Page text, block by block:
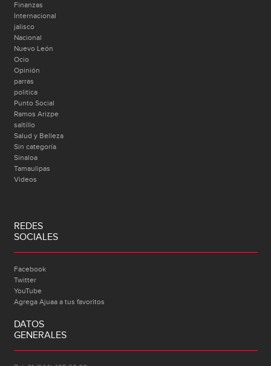
Finanzas
Internacional
jalisco
Nacional
Nuevo León
Ocio
Opinión
parras
politica
Punto Social
Ramos Arizpe
saltillo
Salud y Belleza
Sin categoría
Sinaloa
Tamaulipas
Videos
REDES
SOCIALES
Facebook
Twitter
YouTube
Agrega Ajuaa a tus favoritos
DATOS
GENERALES